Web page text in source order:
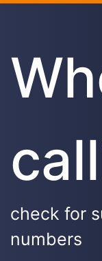
check for
numbers